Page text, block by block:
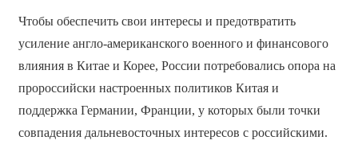
Чтобы обеспечить свои интересы и предотвратить
усиление англо-американского военного и финансового
влияния в Китае и Корее, России потребовались опора на
пророссийски настроенных политиков Китая и
поддержка Германии, Франции, у которых были точки
совпадения дальневосточных интересов с российскими.